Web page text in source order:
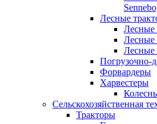
Лесные
Лесные
Лесные
Лесные
Погрузочно-
Форвардеры
Харвестеры
Сельскохозяйственная
Тракторы